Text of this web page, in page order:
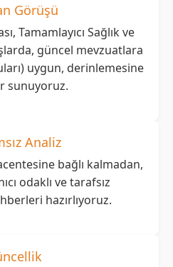
Görüşü
Tamamlayıcı Sağlık ve
güncel mevzuatlara
uygun, derinlemesine
sunuyoruz.
Analiz
bağlı kalmadan,
odaklı ve tarafsız
hazırlıyoruz.